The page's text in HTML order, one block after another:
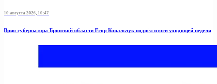
10 августа 2026, 10:47
Врио губернатора Брянской области Егор Ковальчук подвёл итоги уходящей недели